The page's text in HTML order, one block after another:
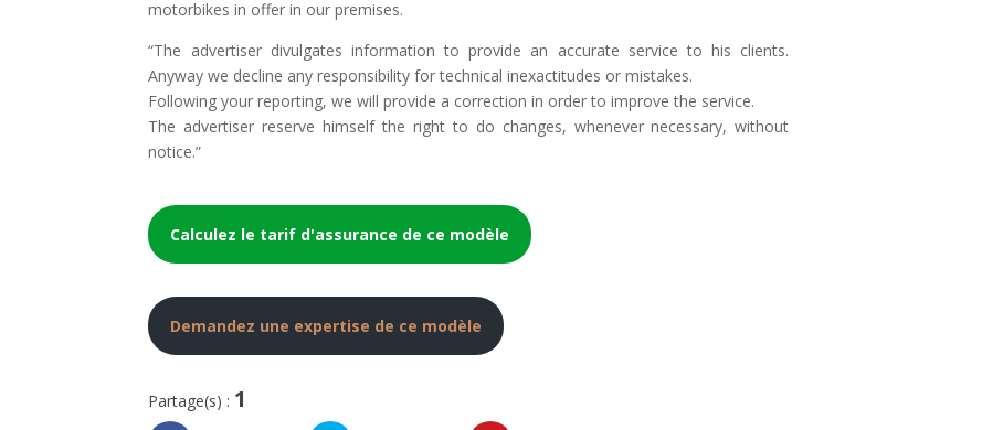
motorbikes in offer in our premises.
“The advertiser divulgates information to provide an accurate service to his clients.
Anyway we decline any responsibility for technical inexactitudes or mistakes.
Following your reporting, we will provide a correction in order to improve the service.
The advertiser reserve himself the right to do changes, whenever necessary, without
notice.”
Calculez le tarif d'assurance de ce modèle
Demandez une expertise de ce modèle
Partage(s) : 1